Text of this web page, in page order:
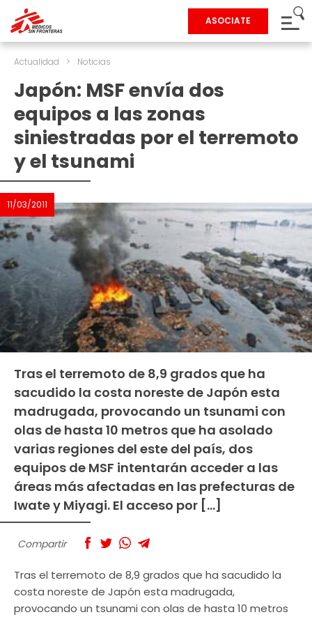
ASOCIATE
Actualidad > Noticias
Japón: MSF envía dos
equipos a las zonas
siniestradas por el terremoto
y el tsunami
11/03/2011
Tras el terremoto de 8,9 grados que ha
sacudido la costa noreste de Japón esta
madrugada, provocando un tsunami con
olas de hasta 10 metros que ha asolado
varias regiones del este del país, dos
equipos de MSF intentarán acceder a las
áreas más afectadas en las prefecturas de
Iwate y Miyagi. El acceso por […]
Compartir
Tras el terremoto de 8,9 grados que ha sacudido la
costa noreste de Japón esta madrugada,
provocando un tsunami con olas de hasta 10 metros